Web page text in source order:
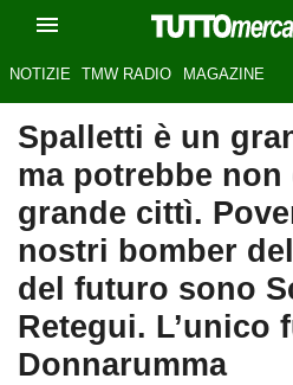
NOTIZIE TMW RADIO MAGAZINE
Spalletti è un
ma potrebbe non
grande cittì.
nostri bomber
del futuro sono
Retegui. L’unico
Donnarumma